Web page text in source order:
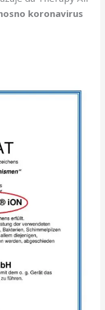
koronavirus